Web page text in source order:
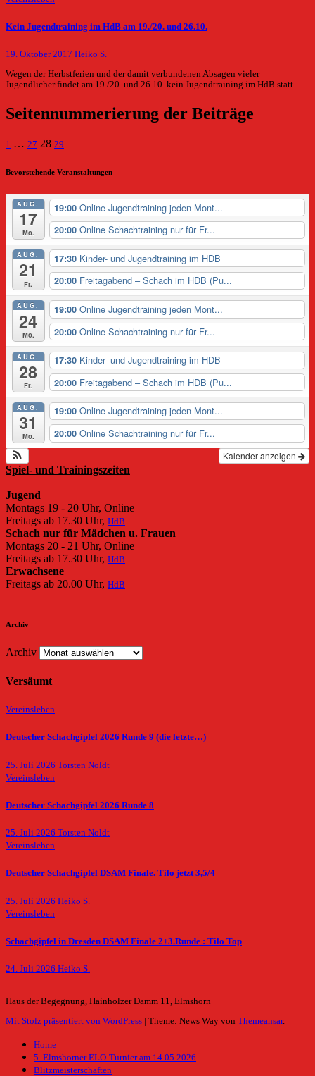
Kein Jugendtraining im HdB am 19./20. und 26.10.
19. Oktober 2017 Heiko S.
Wegen der Herbstferien und der damit verbundenen Absagen vieler
Jugendlicher findet am 19./20. und 26.10. kein Jugendtraining im HdB statt.
Seitennummerierung der Beiträge
1 … 27 28 29
Bevorstehende Veranstaltungen
AUG.
17
Mo.
19:00 Online Jugendtraining jeden Mont...
20:00 Online Schachtraining nur für Fr...
AUG.
21
Fr.
17:30 Kinder- und Jugendtraining im HDB
20:00 Freitagabend – Schach im HDB (Pu...
AUG.
24
Mo.
19:00 Online Jugendtraining jeden Mont...
20:00 Online Schachtraining nur für Fr...
AUG.
28
Fr.
17:30 Kinder- und Jugendtraining im HDB
20:00 Freitagabend – Schach im HDB (Pu...
AUG.
31
Mo.
19:00 Online Jugendtraining jeden Mont...
20:00 Online Schachtraining nur für Fr...
Kalender anzeigen
Spiel- und Trainingszeiten
Jugend
Montags 19 - 20 Uhr, Online
Freitags ab 17.30 Uhr, HdB
Schach nur für Mädchen u. Frauen
Montags 20 - 21 Uhr, Online
Freitags ab 17.30 Uhr, HdB
Erwachsene
Freitags ab 20.00 Uhr, HdB
Archiv
Archiv
Versäumt
Vereinsleben
Deutscher Schachgipfel 2026 Runde 9 (die letzte…)
25. Juli 2026 Torsten Noldt
Vereinsleben
Deutscher Schachgipfel 2026 Runde 8
25. Juli 2026 Torsten Noldt
Vereinsleben
Deutscher Schachgipfel DSAM Finale. Tilo jetzt 3,5/4
25. Juli 2026 Heiko S.
Vereinsleben
Schachgipfel in Dresden DSAM Finale 2+3.Runde : Tilo Top
24. Juli 2026 Heiko S.
Haus der Begegnung, Hainholzer Damm 11, Elmshorn
Mit Stolz präsentiert von WordPress | Theme: News Way von Themeansar.
Home
5. Elmshorner ELO-Turnier am 14.05.2026
Blitzmeisterschaften